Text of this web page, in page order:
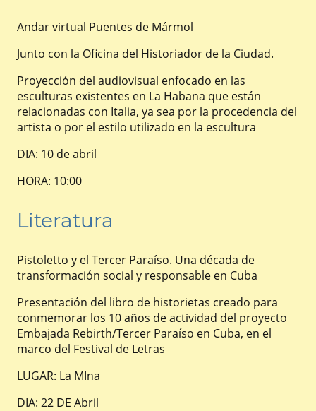
Andar virtual Puentes de Mármol
Junto con la Oficina del Historiador de la Ciudad.
Proyección del audiovisual enfocado en las
esculturas existentes en La Habana que están
relacionadas con Italia, ya sea por la procedencia del
artista o por el estilo utilizado en la escultura
DIA: 10 de abril
HORA: 10:00
Literatura
Pistoletto y el Tercer Paraíso. Una década de
transformación social y responsable en Cuba
Presentación del libro de historietas creado para
conmemorar los 10 años de actividad del proyecto
Embajada Rebirth/Tercer Paraíso en Cuba, en el
marco del Festival de Letras
LUGAR: La MIna
DIA: 22 DE Abril